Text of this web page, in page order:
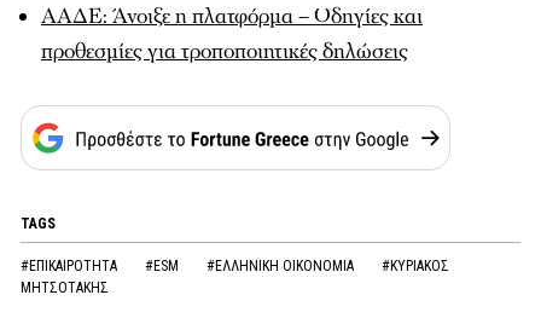
ΑΑΔΕ: Άνοιξε η πλατφόρμα – Οδηγίες και
προθεσμίες για τροποποιητικές δηλώσεις
TAGS
#ΕΠΙΚΑΙΡΟΤΗΤΑ #ESM #ΕΛΛΗΝΙΚΗ ΟΙΚΟΝΟΜΙΑ
#ΚΥΡΙΑΚΟΣ
ΜΗΤΣΟΤΑΚΗΣ